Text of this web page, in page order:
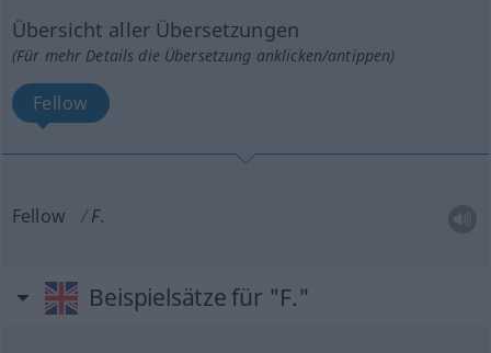
Übersicht aller Übersetzungen
(Für mehr Details die Übersetzung anklicken/antippen)
Fellow
Fellow F.
Beispielsätze für "F."